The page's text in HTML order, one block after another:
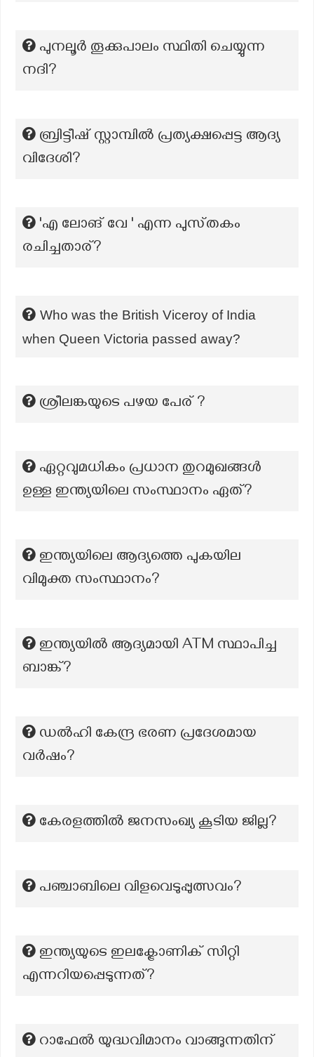
പുനലൂർ തൂക്കുപാലം സ്ഥിതി ചെയ്യുന്ന
നദി?
ബ്രിട്ടീഷ് സ്റ്റാമ്പിൽ പ്രത്യക്ഷപ്പെട്ട ആദ്യ
വിദേശി?
'എ ലോങ് വേ ' എന്ന പുസ്‌തകം
രചിച്ചതാര്?
Who was the British Viceroy of India
when Queen Victoria passed away?
ശ്രീലങ്കയുടെ പഴയ പേര് ?
ഏറ്റവുമധികം പ്രധാന തുറമുഖങ്ങൾ
ഉള്ള ഇന്ത്യയിലെ സംസ്ഥാനം ഏത്?
ഇന്ത്യയിലെ ആദ്യത്തെ പുകയില
വിമുക്ത സംസ്ഥാനം?
ഇന്ത്യയിൽ ആദ്യമായി ATM സ്ഥാപിച്ച
ബാങ്ക്?
ഡൽഹി കേന്ദ്ര ഭരണ പ്രദേശമായ
വർഷം?
കേരളത്തിൽ ജനസംഖ്യ കൂടിയ ജില്ല?
പഞ്ചാബിലെ വിളവെടുപ്പുത്സവം?
ഇന്ത്യയുടെ ഇലക്ട്രോണിക് സിറ്റി
എന്നറിയപ്പെടുന്നത്?
റാഫേൽ യുദ്ധവിമാനം വാങ്ങുന്നതിന്